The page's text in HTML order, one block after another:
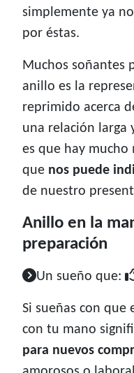
simplemente ya
por éstas.
Muchos soñantes
anillo es la
reprimido acerca
una relación larga
es que hay mucho
que nos puede
de nuestro
Anillo en la
preparación
Un sueño que:
Si sueñas con
con tu mano
para nuevos